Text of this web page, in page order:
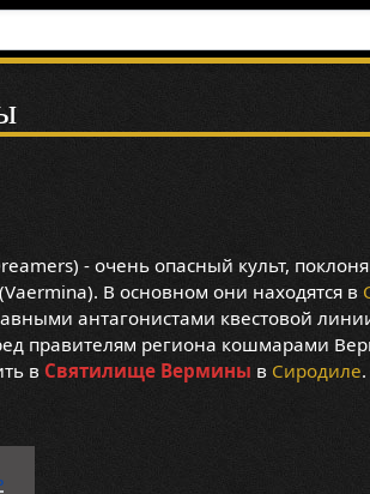
- очень опасный культ,
В основном они находятся в
антагонистами квестовой
правителям региона кошмарами
вСвятилище Вермины в Сиродиле.